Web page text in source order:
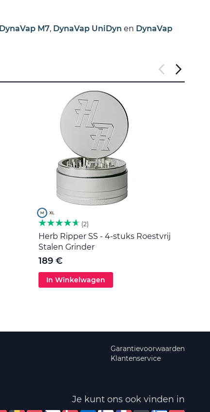
DynaVap M7, DynaVap UniDyn en DynaVap
2
Herb Ripper SS - 4-stuks Roestvrij
Stalen Grinder
189 €
In Winkelwagen
Garantievoorwaarden
Klantenservice
Je kunt ons ook vinden in